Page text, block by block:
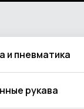
и пневматика
рукава